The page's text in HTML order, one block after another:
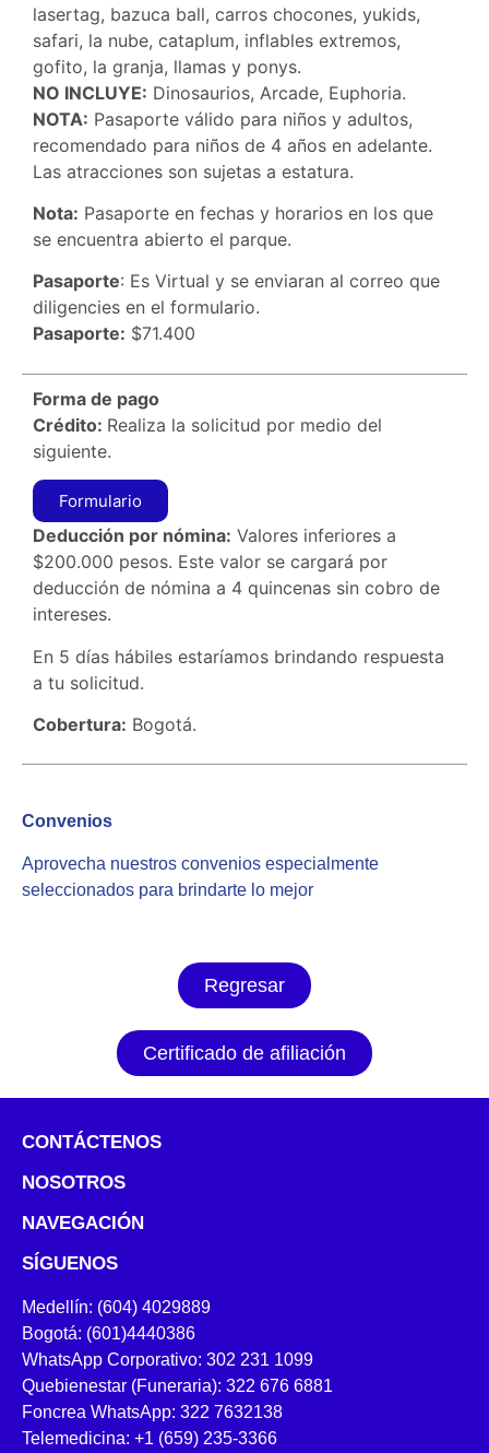
lasertag, bazuca ball, carros chocones, yukids,
safari, la nube, cataplum, inflables extremos,
gofito, la granja, llamas y ponys.
NO INCLUYE: Dinosaurios, Arcade, Euphoria.
NOTA: Pasaporte válido para niños y adultos,
recomendado para niños de 4 años en adelante.
Las atracciones son sujetas a estatura.
Nota: Pasaporte en fechas y horarios en los que
se encuentra abierto el parque.
Pasaporte: Es Virtual y se enviaran al correo que
diligencies en el formulario.
Pasaporte: $71.400
Forma de pago
Crédito: Realiza la solicitud por medio del
siguiente.
Formulario
Deducción por nómina: Valores inferiores a
$200.000 pesos. Este valor se cargará por
deducción de nómina a 4 quincenas sin cobro de
intereses.
En 5 días hábiles estaríamos brindando respuesta
a tu solicitud.
Cobertura: Bogotá.
Convenios
Aprovecha nuestros convenios especialmente
seleccionados para brindarte lo mejor
Regresar
Certificado de afiliación
CONTÁCTENOS
NOSOTROS
NAVEGACIÓN
SÍGUENOS
Medellín: (604) 4029889
Bogotá: (601)4440386
WhatsApp Corporativo: 302 231 1099
Quebienestar (Funeraria): 322 676 6881
Foncrea WhatsApp: 322 7632138
Telemedicina: +1 (659) 235-3366